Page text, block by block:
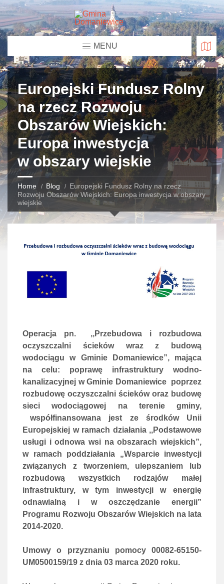
MENU
Europejski Fundusz Rolny
na rzecz Rozwoju
Obszarów Wiejskich:
Europa inwestycja
w obszary wiejskie
Home Blog
Europejski Fundusz Rolny na rzecz
Rozwoju Obszarów Wiejskich: Europa inwestycja w obszary
wiejskie
Operacja pn. ,,Przebudowa i rozbudowa
oczyszczalni ścieków wraz z budową
wodociągu w Gminie Domaniewice”, mająca
na celu: poprawę infrastruktury wodno-
kanalizacyjnej w Gminie Domaniewice poprzez
rozbudowę oczyszczalni ścieków oraz budowę
sieci wodociągowej na terenie gminy,
współfinansowana jest ze środków Unii
Europejskiej w ramach działania ,,Podstawowe
usługi i odnowa wsi na obszarach wiejskich”,
w ramach poddziałania „Wsparcie inwestycji
związanych z tworzeniem, ulepszaniem lub
rozbudową wszystkich rodzajów małej
infrastruktury, w tym inwestycji w energię
odnawialną i w oszczędzanie energii”
Programu Rozwoju Obszarów Wiejskich na lata
2014-2020.
Umowy o przyznaniu pomocy 00082-65150-
UM0500159/19 z dnia 03 marca 2020 roku.